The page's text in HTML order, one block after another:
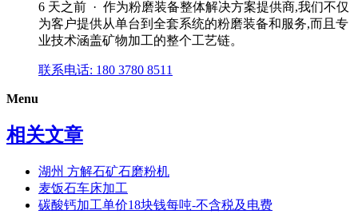
6 天之前 · 作为粉磨装备整体解决方案提供商,我们不仅
为客户提供从单台到全套系统的粉磨装备和服务,而且专
业技术涵盖矿物加工的整个工艺链。
联系电话: 180 3780 8511
Menu
相关文章
湖州 方解石矿石磨粉机
麦饭石车床加工
碳酸钙加工单价18块钱每吨-不含税及电费